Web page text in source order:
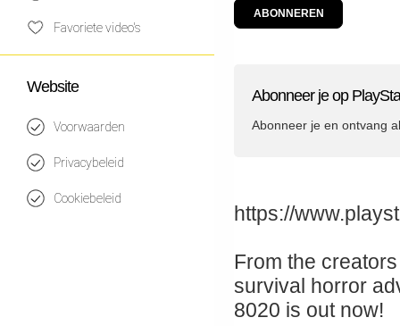
Favoriete video's
Website
Voorwaarden
Privacybeleid
Cookiebeleid
ABONNEREN
Abonneer je op
Abonneer je en ontvang
https://
From the
survival horror
8020 is out now!